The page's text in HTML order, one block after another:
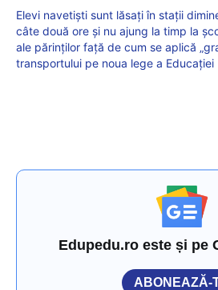
Elevi navetiști sunt lăsați în stații
câte două ore și nu ajung la timp la
ale părinților față de cum se aplică
transportului pe noua lege a Educației
Edupedu.ro este și pe
ABONEAZĂ-